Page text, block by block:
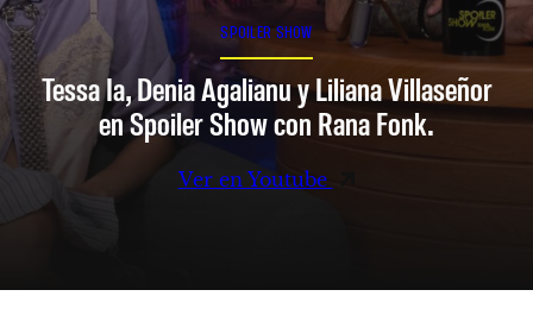
SPOILER SHOW
Tessa Ia, Denia Agalianu y Liliana Villaseñor
en Spoiler Show con Rana Fonk.
Ver en Youtube